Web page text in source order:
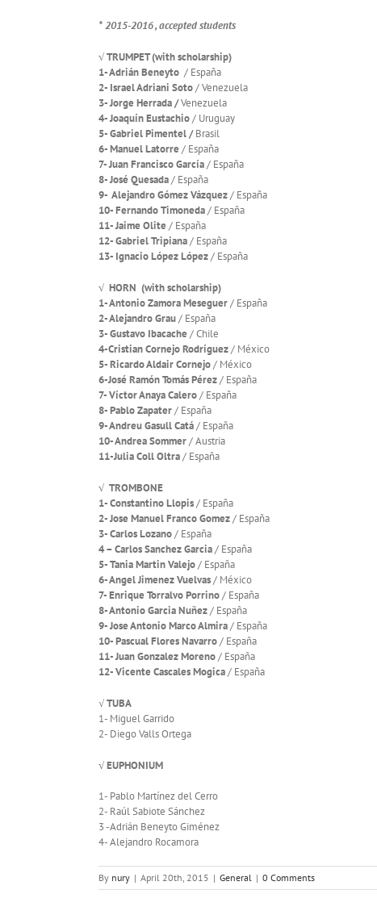
* 2015-2016 , accepted students
√ TRUMPET (with scholarship)
1- Adrián Beneyto / España
2- Israel Adriani Soto/ Venezuela
3- Jorge Herrada /Venezuela
4- Joaquín Eustachio/ Uruguay
5- Gabriel Pimentel /Brasil
6- Manuel Latorre / España
7- Juan Francisco García/ España
8- José Quesada/ España
9- Alejandro Gómez Vázquez/ España
10- Fernando Timoneda/ España
11- Jaime Olite / España
12- Gabriel Tripiana/ España
13- Ignacio López López/ España
√ HORN (with scholarship)
1- Antonio Zamora Meseguer/ España
2- Alejandro Grau/ España
3- Gustavo Ibacache / Chile
4-Cristian Cornejo Rodríguez/ México
5- Ricardo Aldair Cornejo/ México
6-José Ramón Tomás Pérez/ España
7- Víctor Anaya Calero/ España
8- Pablo Zapater/ España
9- Andreu Gasull Catá/ España
10- Andrea Sommer/ Austria
11-Julia Coll Oltra/ España
√ TROMBONE
1- Constantino Llopis/ España
2- Jose Manuel Franco Gomez/ España
3- Carlos Lozano/ España
4 – Carlos Sanchez Garcia/ España
5- Tania Martin Valejo/ España
6- Angel Jimenez Vuelvas/ México
7- Enrique Torralvo Porrino/ España
8- Antonio Garcia Nuñez/ España
9- Jose Antonio Marco Almira/ España
10- Pascual Flores Navarro/ España
11- Juan Gonzalez Moreno/ España
12- Vicente Cascales Mogica/ España
√TUBA
1- Miguel Garrido
2- Diego Valls Ortega
√ EUPHONIUM
1- Pablo Martínez del Cerro
2- Raúl Sabiote Sánchez
3 -Adrián Beneyto Giménez
4- Alejandro Rocamora
By nury | April 20th, 2015 | General | 0 Comments